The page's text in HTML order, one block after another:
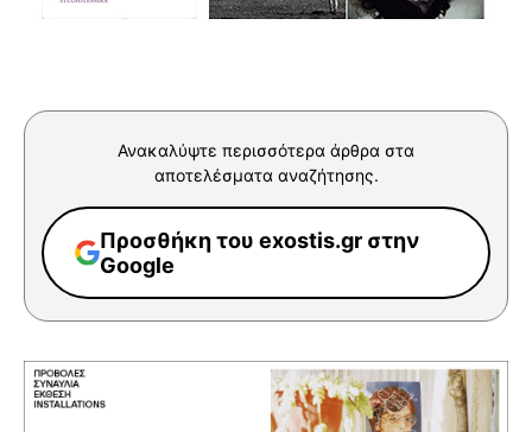
Ανακαλύψτε περισσότερα άρθρα στα
αποτελέσματα αναζήτησης.
Προσθήκη του exostis.gr στην
Google